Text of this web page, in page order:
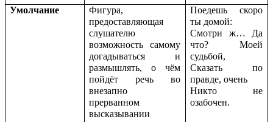
Умолчание
Фигура,
предоставляющая
слушателю
возможность самому
догадываться и
размышлять, о чём
пойдёт речь во
внезапно
прерванном
высказывании
Поедешь скоро
ты домой:
Смотри ж… Да
что? Моей
судьбой,
Сказать по
правде, очень
Никто не
озабочен.